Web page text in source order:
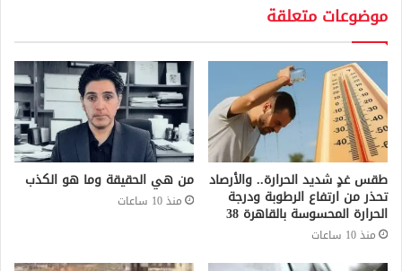
موضوعات متعلقة
طقس غدٍ شديد الحرارة.. والأرصاد
تحذر من ارتفاع الرطوبة ودرجة
الحرارة المحسوسة بالقاهرة 38
منذ 10 ساعات
من هي الحقيقة وما هو الكذب
منذ 10 ساعات